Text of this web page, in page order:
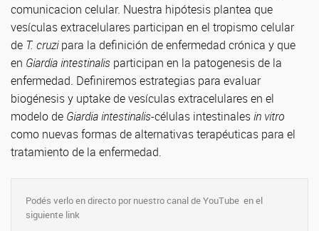
comunicacion celular. Nuestra hipótesis plantea que
vesículas extracelulares participan en el tropismo celular
de T. cruzipara la definición de enfermedad crónica y que
en Giardia intestinalis participan en la patogenesis de la
enfermedad. Definiremos estrategias para evaluar
biogénesis y uptake de vesículas extracelulares en el
modelo de Giardia intestinalis-células intestinalesin vitro
como nuevas formas de alternativas terapéuticas para el
tratamiento de la enfermedad.
Podés verlo en directo por nuestro canal de YouTube en el
siguiente link